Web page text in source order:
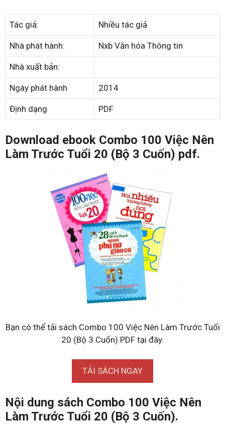
Tác giả: Nhiều tác giả
Nhà phát hành: Nxb Văn hóa Thông tin
Nhà xuất bản:
Ngày phát hành 2014
Định dạng PDF
Download ebook Combo 100 Việc Nên
Làm Trước Tuổi 20 (Bộ 3 Cuốn) pdf.
Bạn có thể tải sách Combo 100 Việc Nên Làm Trước Tuổi
20 (Bộ 3 Cuốn) PDF tại đây.
TẢI SÁCH NGAY
Nội dung sách Combo 100 Việc Nên
Làm Trước Tuổi 20 (Bộ 3 Cuốn).